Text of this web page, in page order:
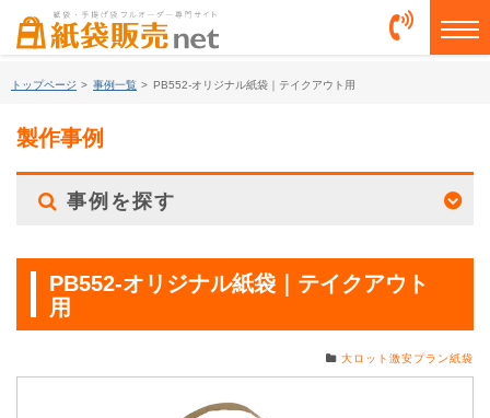
トップページ > 事例一覧 > PB552-オリジナル紙袋｜テイクアウト用
製作事例
事例を探す
PB552-オリジナル紙袋｜テイクアウト
用
大ロット激安プラン紙袋